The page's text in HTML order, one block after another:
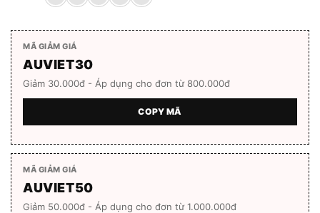
MÃ GIẢM GIÁ
AUVIET30
Giảm 30.000đ - Áp dụng cho đơn từ 800.000đ
COPY MÃ
MÃ GIẢM GIÁ
AUVIET50
Giảm 50.000đ - Áp dụng cho đơn từ 1.000.000đ